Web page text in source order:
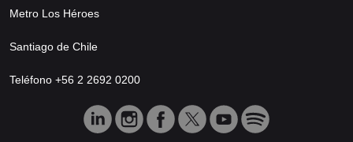
Metro Los Héroes
Santiago de Chile
Teléfono +56 2 2692 0200